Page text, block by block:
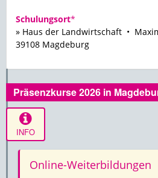
Schulungsort*
» Haus der Landwirtschaft •
39108 Magdeburg
Präsenzkurse 2026 in
INFO
Online-Weiterbildungen